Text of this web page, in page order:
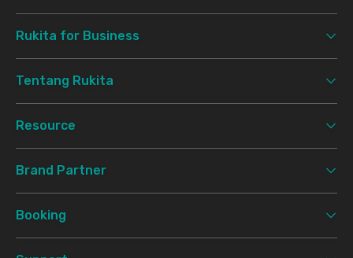
Rukita for Business
Tentang Rukita
Resource
Brand Partner
Booking